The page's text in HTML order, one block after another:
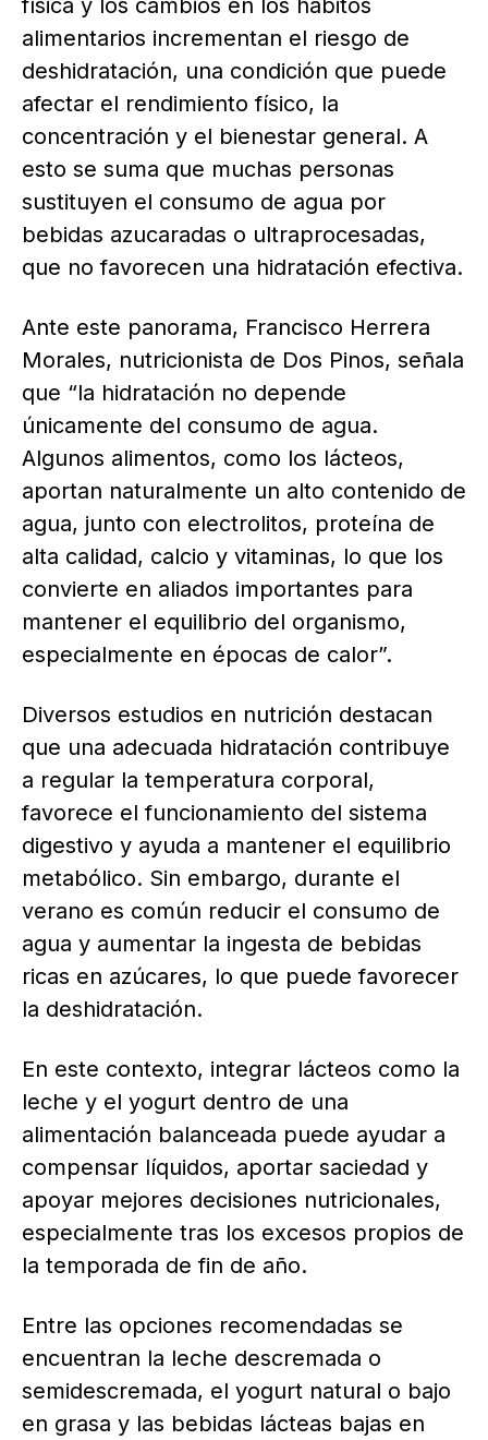
física y los cambios en los hábitos
alimentarios incrementan el riesgo de
deshidratación, una condición que puede
afectar el rendimiento físico, la
concentración y el bienestar general. A
esto se suma que muchas personas
sustituyen el consumo de agua por
bebidas azucaradas o ultraprocesadas,
que no favorecen una hidratación efectiva.
Ante este panorama, Francisco Herrera
Morales, nutricionista de Dos Pinos, señala
que “la hidratación no depende
únicamente del consumo de agua.
Algunos alimentos, como los lácteos,
aportan naturalmente un alto contenido de
agua, junto con electrolitos, proteína de
alta calidad, calcio y vitaminas, lo que los
convierte en aliados importantes para
mantener el equilibrio del organismo,
especialmente en épocas de calor”.
Diversos estudios en nutrición destacan
que una adecuada hidratación contribuye
a regular la temperatura corporal,
favorece el funcionamiento del sistema
digestivo y ayuda a mantener el equilibrio
metabólico. Sin embargo, durante el
verano es común reducir el consumo de
agua y aumentar la ingesta de bebidas
ricas en azúcares, lo que puede favorecer
la deshidratación.
En este contexto, integrar lácteos como la
leche y el yogurt dentro de una
alimentación balanceada puede ayudar a
compensar líquidos, aportar saciedad y
apoyar mejores decisiones nutricionales,
especialmente tras los excesos propios de
la temporada de fin de año.
Entre las opciones recomendadas se
encuentran la leche descremada o
semidescremada, el yogurt natural o bajo
en grasa y las bebidas lácteas bajas en